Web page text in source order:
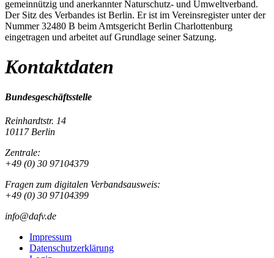
gemeinnützig und anerkannter Naturschutz- und Umweltverband.
Der Sitz des Verbandes ist Berlin. Er ist im Vereinsregister unter der
Nummer 32480 B beim Amtsgericht Berlin Charlottenburg
eingetragen und arbeitet auf Grundlage seiner Satzung.
Kontaktdaten
Bundesgeschäftsstelle
Reinhardtstr. 14
10117 Berlin
Zentrale:
+49 (0) 30 97104379
Fragen zum digitalen Verbandsausweis:
+49 (0) 30 97104399
info@dafv.de
Impressum
Datenschutzerklärung